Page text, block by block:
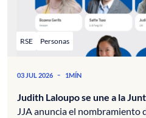
RSE Personas
03 JUL 2026 - 1MÍN
Judith Laloupo se une a la
JJA anuncia el nombramiento